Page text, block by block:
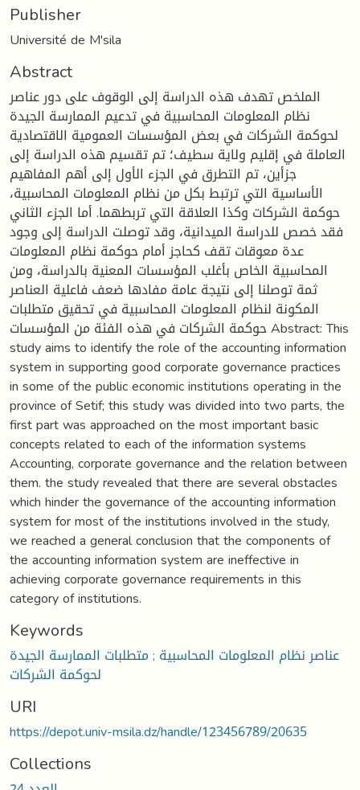
Publisher
Université de M'sila
Abstract
الملخص تهدف هذه الدراسة إلى الوقوف على دور عناصر
نظام المعلومات المحاسبية في تدعيم الممارسة الجيدة
لحوكمة الشركات في بعض المؤسسات العمومية الاقتصادية
العاملة في إقليم ولاية سطيف؛ تم تقسيم هذه الدراسة إلى
جزأين، تم التطرق في الجزء الأول إلى أهم المفاهيم
الأساسية التي ترتبط بكل من نظام المعلومات المحاسبية،
حوكمة الشركات وكذا العلاقة التي تربطهما. أما الجزء الثاني
فقد خصص للدراسة الميدانية، وقد توصلت الدراسة إلى وجود
عدة معوقات تقف كحاجز أمام حوكمة نظام المعلومات
المحاسبية الخاص بأغلب المؤسسات المعنية بالدراسة، ومن
ثمة توصلنا إلى نتيجة عامة مفادها ضعف فاعلية العناصر
المكونة لنظام المعلومات المحاسبية في تحقيق متطلبات
حوكمة الشركات في هذه الفئة من المؤسسات Abstract: This
study aims to identify the role of the accounting information
system in supporting good corporate governance practices
in some of the public economic institutions operating in the
province of Setif; this study was divided into two parts, the
first part was approached on the most important basic
concepts related to each of the information systems
Accounting, corporate governance and the relation between
them. the study revealed that there are several obstacles
which hinder the governance of the accounting information
system for most of the institutions involved in the study,
we reached a general conclusion that the components of
the accounting information system are ineffective in
achieving corporate governance requirements in this
category of institutions.
Keywords
عناصر نظام المعلومات المحاسبية ; متطلبات الممارسة الجيدة
لحوكمة الشركات
URI
https://depot.univ-msila.dz/handle/123456789/20635
Collections